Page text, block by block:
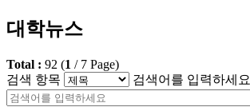
대학뉴스
Total : 92 (1 / 7 Page)
검색 항목
검색어를 입력하세요